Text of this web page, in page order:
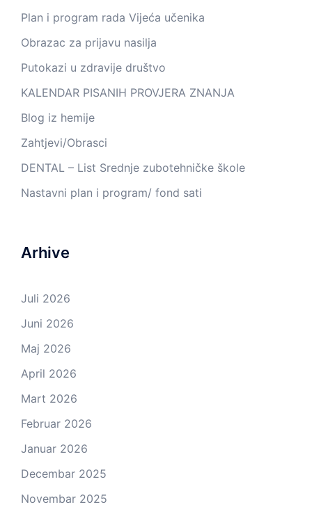
Plan i program rada Vijeća učenika
Obrazac za prijavu nasilja
Putokazi u zdravije društvo
KALENDAR PISANIH PROVJERA ZNANJA
Blog iz hemije
Zahtjevi/Obrasci
DENTAL – List Srednje zubotehničke škole
Nastavni plan i program/ fond sati
Arhive
Juli 2026
Juni 2026
Maj 2026
April 2026
Mart 2026
Februar 2026
Januar 2026
Decembar 2025
Novembar 2025